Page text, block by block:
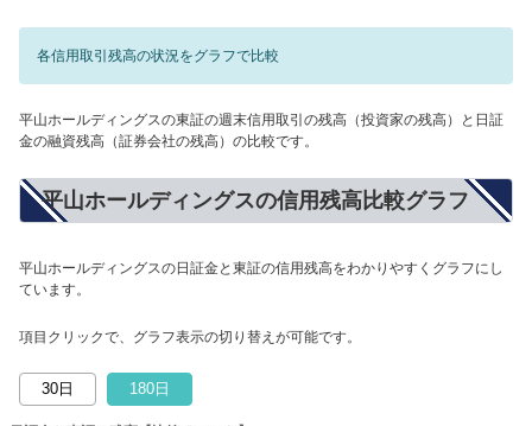
各信用取引残高の状況をグラフで比較
平山ホールディングスの東証の週末信用取引の残高（投資家の残高）と日証
金の融資残高（証券会社の残高）の比較です。
平山ホールディングスの信用残高比較グラフ
平山ホールディングスの日証金と東証の信用残高をわかりやすくグラフにし
ています。
項目クリックで、グラフ表示の切り替えが可能です。
30日 180日